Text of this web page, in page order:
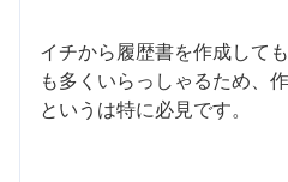
イチから履歴書を作成して
も多くいらっしゃるため、
というは特に必見です。